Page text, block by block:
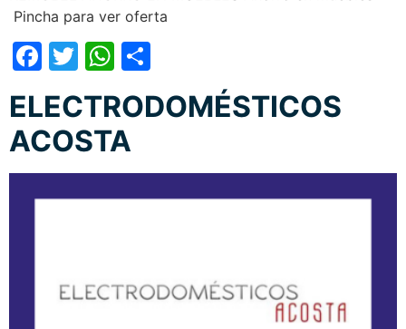
Pincha para ver oferta
Facebook
TwitterWhatsApp
ELECTRODOMÉSTICOS
ACOSTA